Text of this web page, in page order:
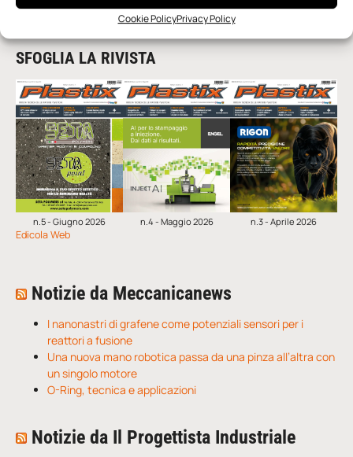
Cookie PolicyPrivacy Policy
SFOGLIA LA RIVISTA
n.5 - Giugno 2026 n.4 - Maggio 2026 n.3 - Aprile 2026
Edicola Web
Notizie da Meccanicanews
I nanonastri di grafene come potenziali sensori per i
reattori a fusione
Una nuova mano robotica passa da una pinza all’altra con
un singolo motore
O-Ring, tecnica e applicazioni
Notizie da Il Progettista Industriale